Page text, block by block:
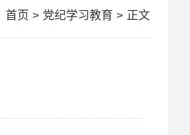
首页 > 党纪学习教育 > 正文